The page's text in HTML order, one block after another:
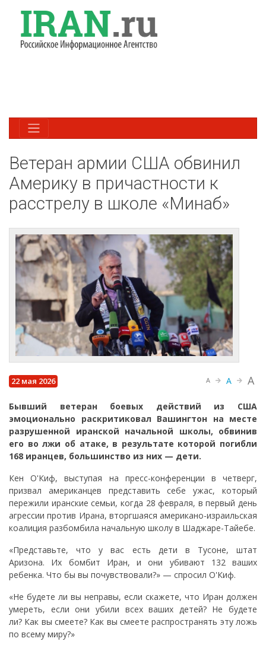
Ветеран армии США обвинил
Америку в причастности к
расстрелу в школе «Минаб»
22 мая 2026 A A A
Бывший ветеран боевых действий из США
эмоционально раскритиковал Вашингтон на месте
разрушенной иранской начальной школы, обвинив
его во лжи об атаке, в результате которой погибли
168 иранцев, большинство из них — дети.
Кен О'Киф, выступая на пресс-конференции в четверг,
призвал американцев представить себе ужас, который
пережили иранские семьи, когда 28 февраля, в первый день
агрессии против Ирана, вторгшаяся американо-израильская
коалиция разбомбила начальную школу в Шаджаре-Тайебе.
«Представьте, что у вас есть дети в Тусоне, штат
Аризона. Их бомбит Иран, и они убивают 132 ваших
ребенка. Что бы вы почувствовали?» — спросил О'Киф.
«Не будете ли вы неправы, если скажете, что Иран должен
умереть, если они убили всех ваших детей? Не будете
ли? Как вы смеете? Как вы смеете распространять эту ложь
по всему миру?»